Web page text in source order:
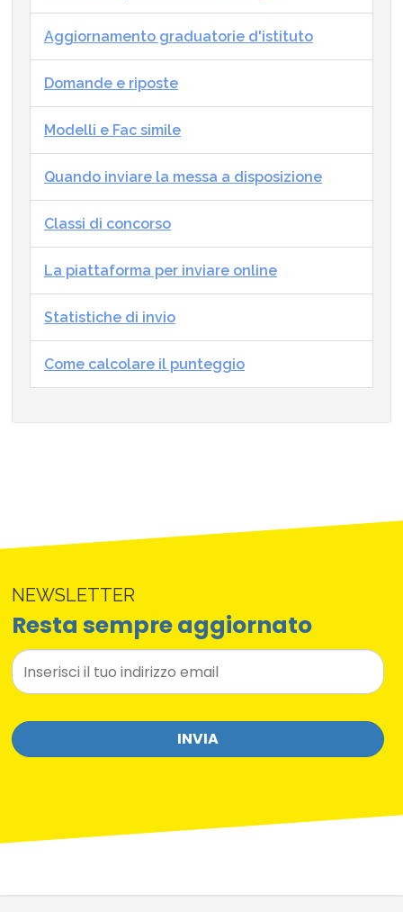
Aggiornamento graduatorie d'istituto
Domande e riposte
Modelli e Fac simile
Quando inviare la messa a disposizione
Classi di concorso
La piattaforma per inviare online
Statistiche di invio
Come calcolare il punteggio
NEWSLETTER
Resta sempre aggiornato